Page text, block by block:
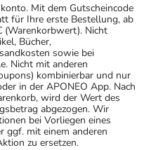
Mit dem Gutscheincode
für Ihre erste Bestellung, ab
Nicht
Bücher,
sowie bei
Nicht mit anderen
kombinierbar und nur
in der APONEO App. Nach
wird der Wert des
abgezogen. Wir
bei Vorliegen eines
ggf. mit einem anderen
zu ersetzen.